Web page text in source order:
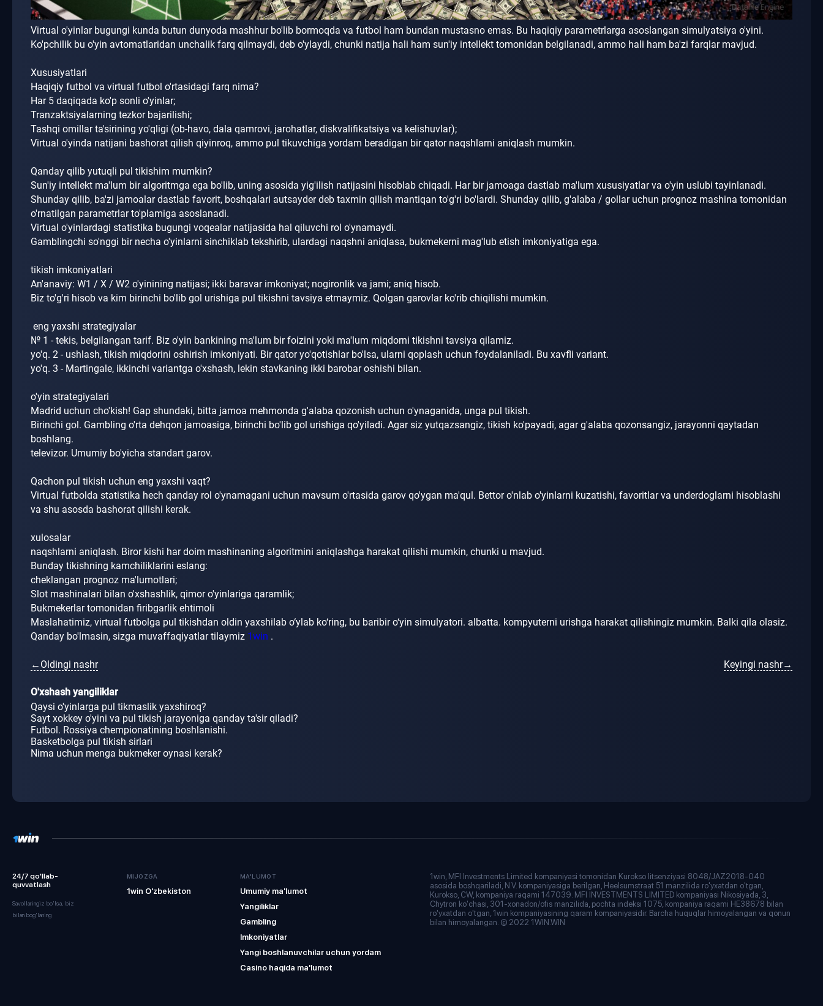
Virtual o'yinlar bugungi kunda butun dunyoda mashhur bo'lib bormoqda va futbol ham bundan mustasno emas. Bu haqiqiy parametrlarga asoslangan simulyatsiya o'yini.
Ko'pchilik bu o'yin avtomatlaridan unchalik farq qilmaydi, deb o'ylaydi, chunki natija hali ham sun'iy intellekt tomonidan belgilanadi, ammo hali ham ba'zi farqlar mavjud.
Xususiyatlari
Haqiqiy futbol va virtual futbol o'rtasidagi farq nima?
Har 5 daqiqada ko'p sonli o'yinlar;
Tranzaktsiyalarning tezkor bajarilishi;
Tashqi omillar ta'sirining yo'qligi (ob-havo, dala qamrovi, jarohatlar, diskvalifikatsiya va kelishuvlar);
Virtual o'yinda natijani bashorat qilish qiyinroq, ammo pul tikuvchiga yordam beradigan bir qator naqshlarni aniqlash mumkin.
Qanday qilib yutuqli pul tikishim mumkin?
Sun'iy intellekt ma'lum bir algoritmga ega bo'lib, uning asosida yig'ilish natijasini hisoblab chiqadi. Har bir jamoaga dastlab ma'lum xususiyatlar va o'yin uslubi tayinlanadi.
Shunday qilib, ba'zi jamoalar dastlab favorit, boshqalari autsayder deb taxmin qilish mantiqan to'g'ri bo'lardi. Shunday qilib, g'alaba / gollar uchun prognoz mashina tomonidan
o'rnatilgan parametrlar to'plamiga asoslanadi.
Virtual o'yinlardagi statistika bugungi voqealar natijasida hal qiluvchi rol o'ynamaydi.
Gamblingchi so'nggi bir necha o'yinlarni sinchiklab tekshirib, ulardagi naqshni aniqlasa, bukmekerni mag'lub etish imkoniyatiga ega.
tikish imkoniyatlari
An'anaviy: W1 / X / W2 o'yinining natijasi; ikki baravar imkoniyat; nogironlik va jami; aniq hisob.
Biz to'g'ri hisob va kim birinchi bo'lib gol urishiga pul tikishni tavsiya etmaymiz. Qolgan garovlar ko'rib chiqilishi mumkin.
eng yaxshi strategiyalar
№ 1 - tekis, belgilangan tarif. Biz o'yin bankining ma'lum bir foizini yoki ma'lum miqdorni tikishni tavsiya qilamiz.
yo'q. 2 - ushlash, tikish miqdorini oshirish imkoniyati. Bir qator yo'qotishlar bo'lsa, ularni qoplash uchun foydalaniladi. Bu xavfli variant.
yo'q. 3 - Martingale, ikkinchi variantga o'xshash, lekin stavkaning ikki barobar oshishi bilan.
o'yin strategiyalari
Madrid uchun cho'kish! Gap shundaki, bitta jamoa mehmonda g'alaba qozonish uchun o'ynaganida, unga pul tikish.
Birinchi gol. Gambling o'rta dehqon jamoasiga, birinchi bo'lib gol urishiga qo'yiladi. Agar siz yutqazsangiz, tikish ko'payadi, agar g'alaba qozonsangiz, jarayonni qaytadan
boshlang.
televizor. Umumiy bo'yicha standart garov.
Qachon pul tikish uchun eng yaxshi vaqt?
Virtual futbolda statistika hech qanday rol o'ynamagani uchun mavsum o'rtasida garov qo'ygan ma'qul. Bettor o'nlab o'yinlarni kuzatishi, favoritlar va underdoglarni hisoblashi
va shu asosda bashorat qilishi kerak.
xulosalar
naqshlarni aniqlash. Biror kishi har doim mashinaning algoritmini aniqlashga harakat qilishi mumkin, chunki u mavjud.
Bunday tikishning kamchiliklarini eslang:
cheklangan prognoz ma'lumotlari;
Slot mashinalari bilan o'xshashlik, qimor o'yinlariga qaramlik;
Bukmekerlar tomonidan firibgarlik ehtimoli
Maslahatimiz, virtual futbolga pul tikishdan oldin yaxshilab o‘ylab ko‘ring, bu baribir o‘yin simulyatori. albatta. kompyuterni urishga harakat qilishingiz mumkin. Balki qila olasiz.
Qanday bo'lmasin, sizga muvaffaqiyatlar tilaymiz 1win .
←Oldingi nashr Keyingi nashr→
O'xshash yangiliklar
Qaysi o'yinlarga pul tikmaslik yaxshiroq?
Sayt xokkey o'yini va pul tikish jarayoniga qanday ta'sir qiladi?
Futbol. Rossiya chempionatining boshlanishi.
Basketbolga pul tikish sirlari
Nima uchun menga bukmeker oynasi kerak?
24/7 qo'llab-
quvvatlash
Savollaringiz bo'lsa, biz
bilan bog'laning
MIJOZGA
1win O'zbekiston
MA'LUMOT
Umumiy ma'lumot
Yangiliklar
Gambling
Imkoniyatlar
Yangi boshlanuvchilar uchun yordam
Casino haqida ma'lumot
1win, MFI Investments Limited kompaniyasi tomonidan Kurokso litsenziyasi 8048/JAZ2018-040
asosida boshqariladi, N.V. kompaniyasiga berilgan, Heelsumstraat 51 manzilida ro'yxatdan o'tgan,
Kurokso, CW, kompaniya raqami 147039. MFI INVESTMENTS LIMITED kompaniyasi Nikosiyada, 3,
Chytron ko'chasi, 301-xonadon/ofis manzilida, pochta indeksi 1075, kompaniya raqami HE38678 bilan
ro'yxatdan o'tgan, 1win kompaniyasining qaram kompaniyasidir. Barcha huquqlar himoyalangan va qonun
bilan himoyalangan. © 2022 1WIN.WIN